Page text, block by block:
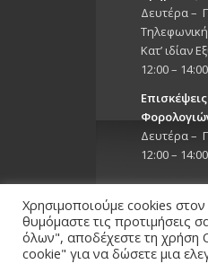
Δευτέρα –
Κατ’ ιδίαν
12:00 – 14:00
Δευτέρα –
12:00 – 14:00
Copyright
Χρησιμοποιούμε cookies
θυμόμαστε τις προτιμήσεις
όλων", αποδέχεστε τη χρήση
cookie" για να δώσετε μια